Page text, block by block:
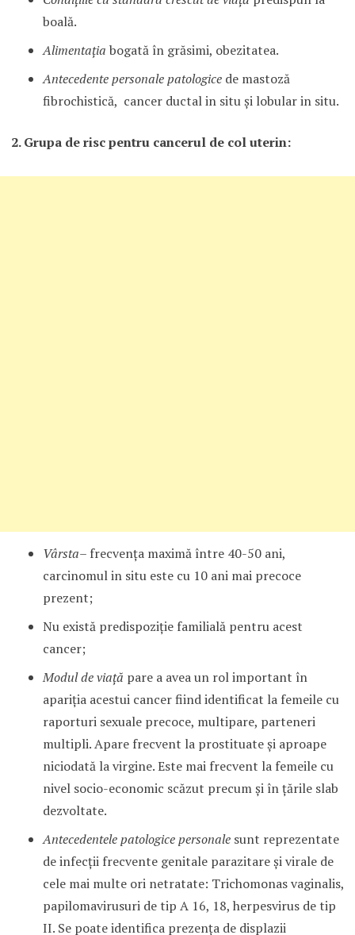
boală.
Alimentaţia bogată în grăsimi, obezitatea.
Antecedente personale patologicede mastoză
fibrochistică, cancer ductal in situ şi lobular in situ.
2. Grupa de risc pentru cancerul de col uterin:
Vârsta– frecvenţa maximă între 40-50 ani,
carcinomul in situ este cu 10 ani mai precoce
prezent;
Nu există predispoziţie familială pentru acest
cancer;
Modul de viaţă pare a avea un rol important în
apariţia acestui cancer fiind identificat la femeile cu
raporturi sexuale precoce, multipare, parteneri
multipli. Apare frecvent la prostituate şi aproape
niciodată la virgine. Este mai frecvent la femeile cu
nivel socio-economic scăzut precum şi în ţările slab
dezvoltate.
Antecedentele patologice personalesunt reprezentate
de infecţii frecvente genitale parazitare şi virale de
cele mai multe ori netratate: Trichomonas vaginalis,
papilomavirusuri de tip A 16, 18, herpesvirus de tip
II. Se poate identifica prezenţa de displazii